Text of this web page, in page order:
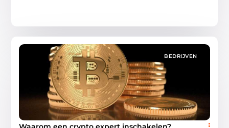
BEDRIJVEN